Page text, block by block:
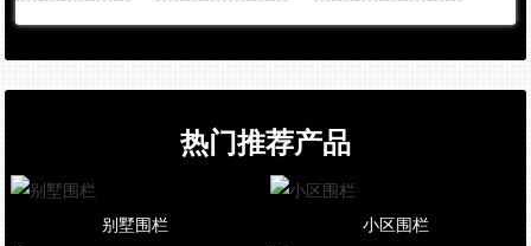
热门推荐产品
别墅围栏 小区围栏